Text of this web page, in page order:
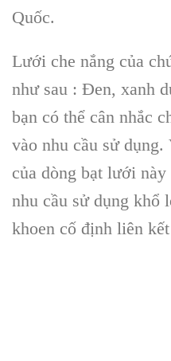
Quốc.
Lưới che nắng của
như sau : Đen, xanh
bạn có thể cân nhắc
vào nhu cầu sử dụng.
của dòng bạt lưới
nhu cầu sử dụng khổ
khoen cố định liên